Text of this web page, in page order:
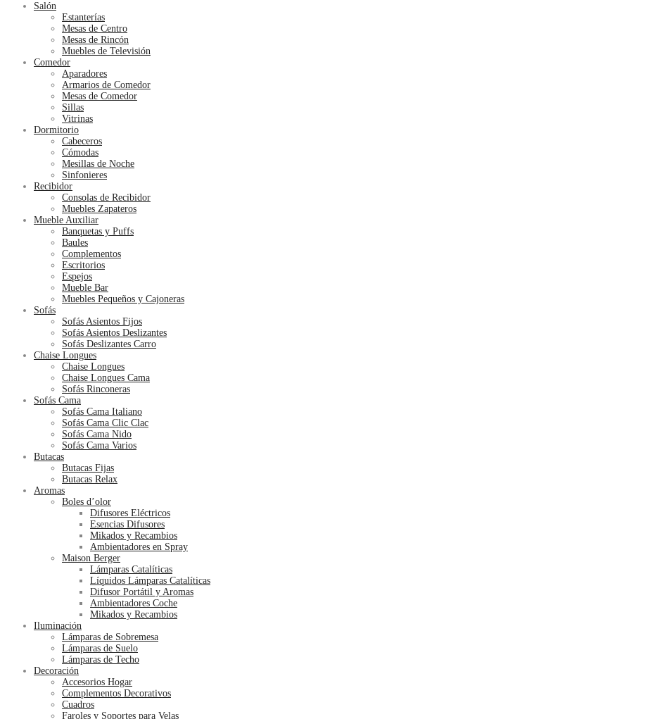
Salón
Estanterías
Mesas de Centro
Mesas de Rincón
Muebles de Televisión
Comedor
Aparadores
Armarios de Comedor
Mesas de Comedor
Sillas
Vitrinas
Dormitorio
Cabeceros
Cómodas
Mesillas de Noche
Sinfonieres
Recibidor
Consolas de Recibidor
Muebles Zapateros
Mueble Auxiliar
Banquetas y Puffs
Baules
Complementos
Escritorios
Espejos
Mueble Bar
Muebles Pequeños y Cajoneras
Sofás
Sofás Asientos Fijos
Sofás Asientos Deslizantes
Sofás Deslizantes Carro
Chaise Longues
Chaise Longues
Chaise Longues Cama
Sofás Rinconeras
Sofás Cama
Sofás Cama Italiano
Sofás Cama Clic Clac
Sofás Cama Nido
Sofás Cama Varios
Butacas
Butacas Fijas
Butacas Relax
Aromas
Boles d’olor
Difusores Eléctricos
Esencias Difusores
Mikados y Recambios
Ambientadores en Spray
Maison Berger
Lámparas Catalíticas
Líquidos Lámparas Catalíticas
Difusor Portátil y Aromas
Ambientadores Coche
Mikados y Recambios
Iluminación
Lámparas de Sobremesa
Lámparas de Suelo
Lámparas de Techo
Decoración
Accesorios Hogar
Complementos Decorativos
Cuadros
Faroles y Soportes para Velas